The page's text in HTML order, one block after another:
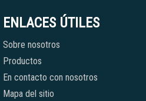
ENLACES ÚTILES
Sobre nosotros
Productos
En contacto con nosotros
Mapa del sitio